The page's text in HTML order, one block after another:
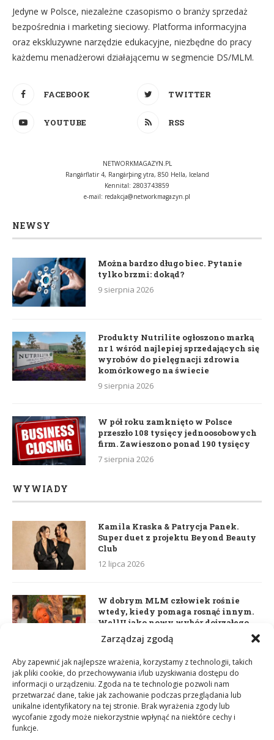
Zarządzaj zgodą
Aby zapewnić jak najlepsze wrażenia, korzystamy z technologii, takich
jak pliki cookie, do przechowywania i/lub uzyskiwania dostępu do
informacji o urządzeniu. Zgoda na te technologie pozwoli nam
przetwarzać dane, takie jak zachowanie podczas przeglądania lub
unikalne identyfikatory na tej stronie. Brak wyrażenia zgody lub
wycofanie zgody może niekorzystnie wpłynąć na niektóre cechy i
funkcje.
Jedyne w Polsce, niezależne czasopismo o branży sprzedaż
bezpośrednia i marketing sieciowy. Platforma informacyjna
oraz ekskluzywne narzędzie edukacyjne, niezbędne do pracy
każdemu menadżerowi działającemu w segmencie DS/MLM.
FACEBOOK TWITTER
YOUTUBE RSS
NETWORKMAGAZYN.PL
Rangárflatir 4, Rangárþing ytra, 850 Hella, Iceland
Kennital: 2803743859
e-mail: redakcja@networkmagazyn.pl
NEWSY
Można bardzo długo biec. Pytanie
tylko brzmi: dokąd?
9 sierpnia 2026
Produkty Nutrilite ogłoszono marką
nr 1 wśród najlepiej sprzedających się
wyrobów do pielęgnacji zdrowia
komórkowego na świecie
9 sierpnia 2026
W pół roku zamknięto w Polsce
przeszło 108 tysięcy jednoosobowych
firm. Zawieszono ponad 190 tysięcy
7 sierpnia 2026
WYWIADY
Kamila Kraska & Patrycja Panek.
Super duet z projektu Beyond Beauty
Club
12 lipca 2026
W dobrym MLM człowiek rośnie
wtedy, kiedy pomaga rosnąć innym.
WellU jako nowy wybór dojrzałego
lidera
Daria Dudzik. Kocham Cię
17 kwietnia 2026